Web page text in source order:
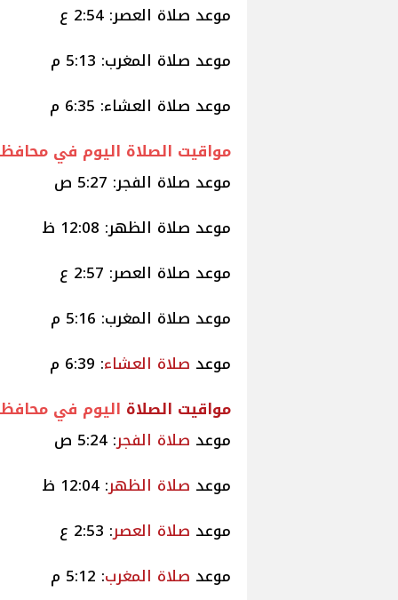
موعد صلاة العصر: 2:54 ع
موعد صلاة المغرب: 5:13 م
موعد صلاة العشاء: 6:35 م
مواقيت الصلاة اليوم في
موعد صلاة الفجر: 5:27 ص
موعد صلاة الظهر: 12:08 ظ
موعد صلاة العصر: 2:57 ع
موعد صلاة المغرب: 5:16 م
موعد صلاة العشاء: 6:39 م
مواقيت الصلاة اليوم في
موعد صلاة الفجر: 5:24 ص
موعد صلاة الظهر: 12:04 ظ
موعد صلاة العصر: 2:53 ع
موعد صلاة المغرب: 5:12 م